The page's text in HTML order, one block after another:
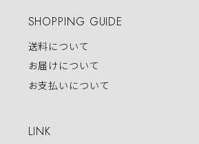
SHOPPING GUIDE
送料について
お届けについて
お支払いについて
LINK